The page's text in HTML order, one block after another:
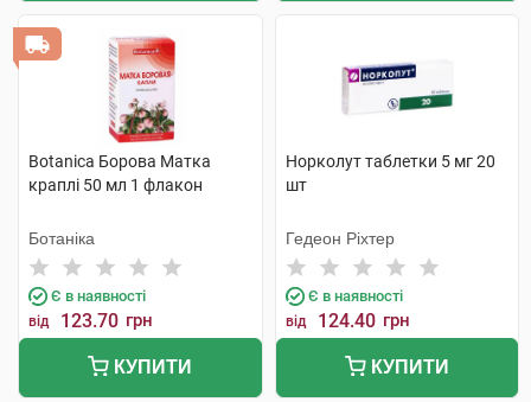
Botanica Борова Матка
краплі 50 мл 1 флакон
Ботаніка
Є в наявності
від 123.70 грн
КУПИТИ
Норколут таблетки 5 мг 20
шт
Гедеон Ріхтер
Є в наявності
від 124.40 грн
КУПИТИ